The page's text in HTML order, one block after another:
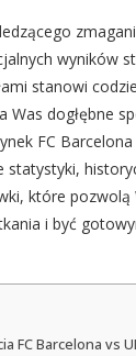
wyników
stanowi
Was dogłębne
FC
statystyki,
które
i być
FC Barcelona vs